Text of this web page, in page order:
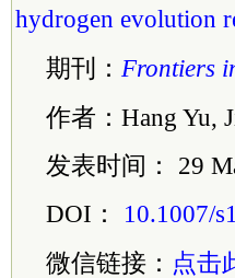
hydrogen evolution
期刊： Frontiers
作者：Hang Yu,
发表时间： 29
DOI：
10.1007/
微信链接： 点击